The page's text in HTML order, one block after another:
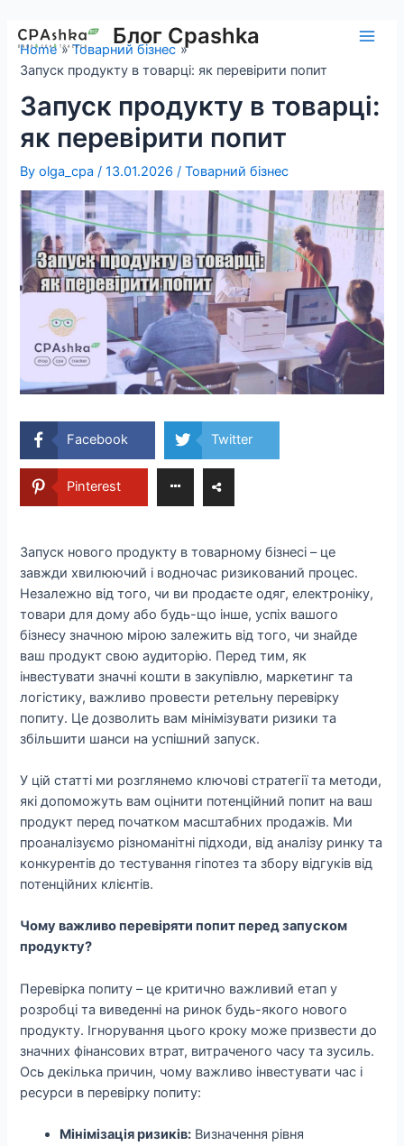
content
Блог Cpashka
Home
Товарний бізнес
Запуск продукту в товарці: як перевірити попит
Запуск продукту в товарці:
як перевірити попит
Byolga_cpa/13.01.2026/Товарний бізнес
Facebook Twitter
Pinterest
Запуск нового продукту в товарному бізнесі – це
завжди хвилюючий і водночас ризикований процес.
Незалежно від того, чи ви продаєте одяг, електроніку,
товари для дому або будь-що інше, успіх вашого
бізнесу значною мірою залежить від того, чи знайде
ваш продукт свою аудиторію. Перед тим, як
інвестувати значні кошти в закупівлю, маркетинг та
логістику, важливо провести ретельну перевірку
попиту. Це дозволить вам мінімізувати ризики та
збільшити шанси на успішний запуск.
У цій статті ми розглянемо ключові стратегії та методи,
які допоможуть вам оцінити потенційний попит на ваш
продукт перед початком масштабних продажів. Ми
проаналізуємо різноманітні підходи, від аналізу ринку та
конкурентів до тестування гіпотез та збору відгуків від
потенційних клієнтів.
Чому важливо перевіряти попит перед запуском
продукту?
Перевірка попиту – це критично важливий етап у
розробці та виведенні на ринок будь-якого нового
продукту. Ігнорування цього кроку може призвести до
значних фінансових втрат, витраченого часу та зусиль.
Ось декілька причин, чому важливо інвестувати час і
ресурси в перевірку попиту:
Мінімізація ризиків: Визначення рівня